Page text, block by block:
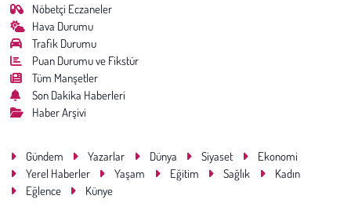
Nöbetçi Eczaneler
Hava Durumu
Trafik Durumu
Puan Durumu ve Fikstür
Tüm Manşetler
Son Dakika Haberleri
Haber Arşivi
Gündem Yazarlar Dünya Siyaset
Ekonomi
Yerel Haberler
Yaşam Eğitim Sağlık
Kadın
Eğlence
Künye